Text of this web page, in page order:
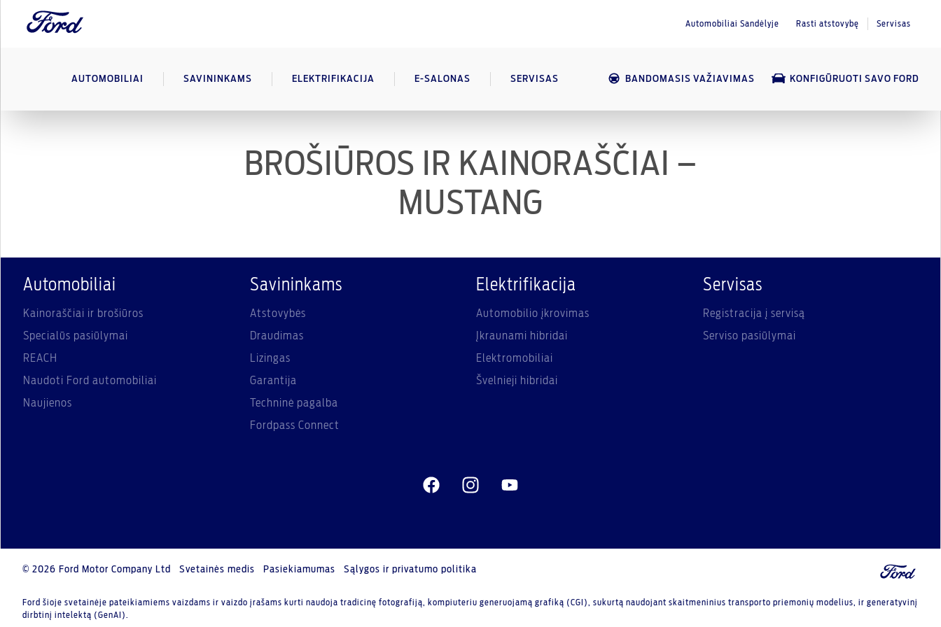
Automobiliai Sandėlyje Rasti atstovybę Servisas
AUTOMOBILIAI SAVININKAMS ELEKTRIFIKACIJA E-SALONAS SERVISAS BANDOMASIS VAŽIAVIMAS KONFIGŪRUOTI SAVO FORD
BROŠIŪROS IR KAINORAŠČIAI –
MUSTANG
Automobiliai
Kainoraščiai ir brošiūros
Specialūs pasiūlymai
REACH
Naudoti Ford automobiliai
Naujienos
Savininkams
Atstovybės
Draudimas
Lizingas
Garantija
Techninė pagalba
Fordpass Connect
Elektrifikacija
Automobilio įkrovimas
Įkraunami hibridai
Elektromobiliai
Švelnieji hibridai
Servisas
Registracija į servisą
Serviso pasiūlymai
© 2026 Ford Motor Company Ltd Svetainės medis Pasiekiamumas Sąlygos ir privatumo politika
Ford šioje svetainėje pateikiamiems vaizdams ir vaizdo įrašams kurti naudoja tradicinę fotografiją, kompiuteriu generuojamą grafiką (CGI), sukurtą naudojant skaitmeninius transporto priemonių modelius, ir generatyvinį
dirbtinį intelektą (GenAI).